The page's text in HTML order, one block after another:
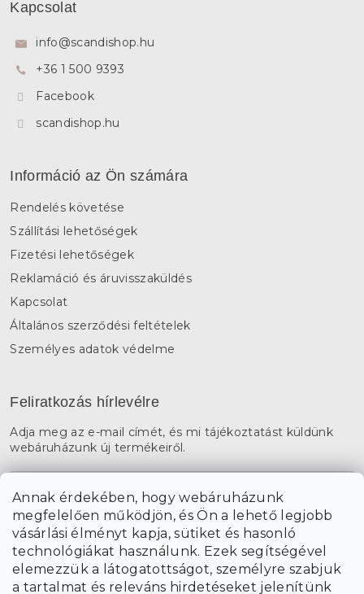
Annak érdekében, hogy webáruházunk
megfelelően működjön, és Ön a lehető legjobb
vásárlási élményt kapja, sütiket és hasonló
technológiákat használunk. Ezek segítségével
elemezzük a látogatottságot, személyre szabjuk
a tartalmat és releváns hirdetéseket jelenítünk
Kapcsolat
info@scandishop.hu
+36 1 500 9393
Facebook
scandishop.hu
Információ az Ön számára
Rendelés követése
Szállítási lehetőségek
Fizetési lehetőségek
Reklamáció és áruvisszaküldés
Kapcsolat
Általános szerződési feltételek
Személyes adatok védelme
Feliratkozás hírlevélre
Adja meg az e-mail címét, és mi tájékoztatást küldünk
webáruházunk új termékeiről.
A hírlevelekre való feliratkozással egyetérteka személyes
adatok feldolgozásával.
FELIRATKOZÁS